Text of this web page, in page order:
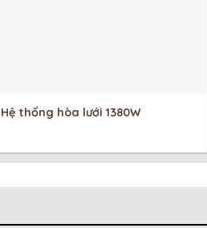
Hệ thống hòa lưới 1380W